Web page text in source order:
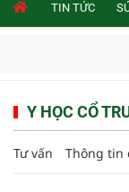
TIN TỨC
Y HỌC CỔ
Tư vấn Thông tin